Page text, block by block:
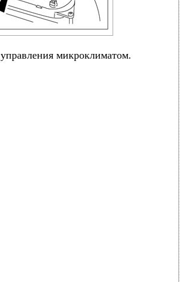
микроклиматом.